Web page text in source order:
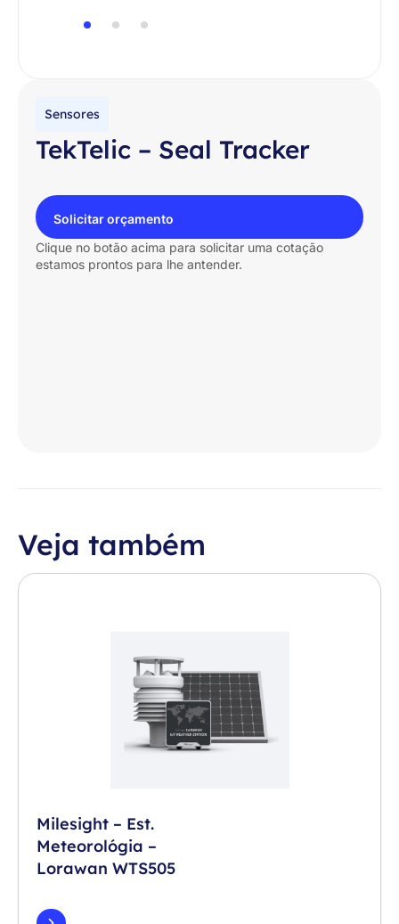
Sensores
TekTelic – Seal Tracker
Solicitar orçamento
Clique no botão acima para solicitar uma cotação
estamos prontos para lhe antender.
Veja também
Milesight – Est.
Meteorológia –
Lorawan WTS505